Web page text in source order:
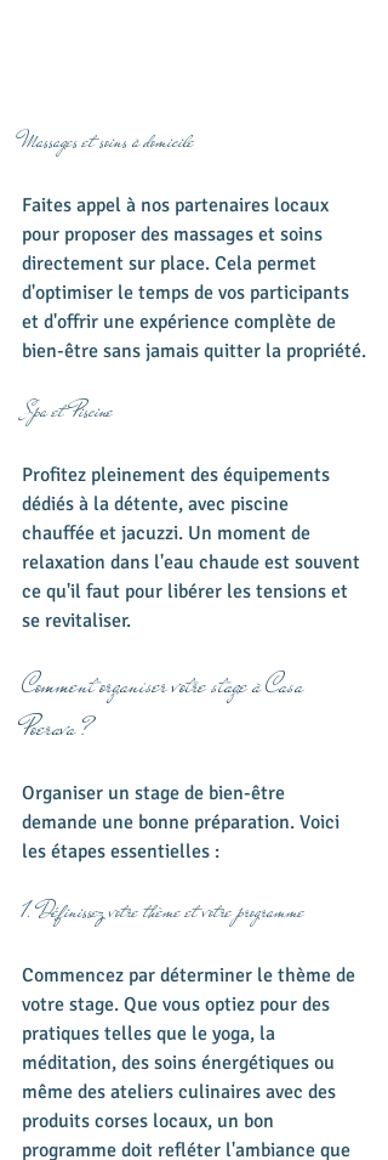
Massages et soins à domicile
Faites appel à nos partenaires locaux
pour proposer des massages et soins
directement sur place. Cela permet
d'optimiser le temps de vos participants
et d'offrir une expérience complète de
bien-être sans jamais quitter la propriété.
Spa et Piscine
Profitez pleinement des équipements
dédiés à la détente, avec piscine
chauffée et jacuzzi. Un moment de
relaxation dans l'eau chaude est souvent
ce qu'il faut pour libérer les tensions et
se revitaliser.
Comment organiser votre stage à Casa
Poerava ?
Organiser un stage de bien-être
demande une bonne préparation. Voici
les étapes essentielles :
1. Définissez votre thème et votre programme
Commencez par déterminer le thème de
votre stage. Que vous optiez pour des
pratiques telles que le yoga, la
méditation, des soins énergétiques ou
même des ateliers culinaires avec des
produits corses locaux, un bon
programme doit refléter l'ambiance que